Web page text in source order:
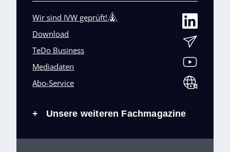
Wir sind IVW geprüft!
Download
TeDo Business
Mediadaten
Abo-Service
+ Unsere weiteren Fachmagazine